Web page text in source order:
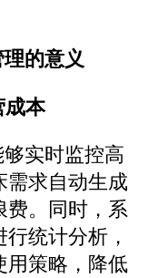
的意义
成本
实时监控高
需求自动生成
费。同时，系
统计分析，
用策略，降低